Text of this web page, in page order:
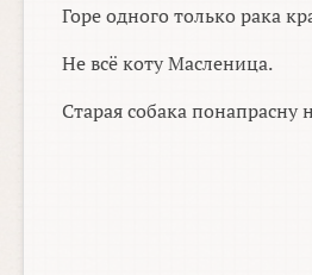
Горе одного только рака
Не всё коту Масленица.
Старая собака понапрасну